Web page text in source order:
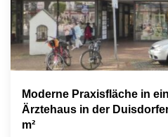
Moderne Praxisfläche in
Ärztehaus in der
m²